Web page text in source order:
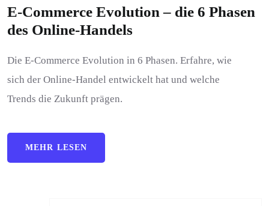
E-Commerce Evolution – die 6 Phasen
des Online-Handels
Die E-Commerce Evolution in 6 Phasen. Erfahre, wie
sich der Online-Handel entwickelt hat und welche
Trends die Zukunft prägen.
MEHR LESEN